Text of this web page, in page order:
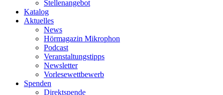
Stellenangebot
Katalog
Aktuelles
News
Hörmagazin Mikrophon
Podcast
Veranstaltungstipps
Newsletter
Vorlesewettbewerb
Spenden
Direktspende